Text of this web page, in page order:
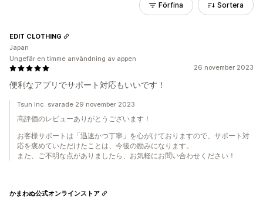
Förfina Sortera
26 november 2023
便利なアプリでサポート対応もいいです！
EDIT CLOTHING
Japan
Ungefär en timme användning av appen
Tsun Inc. svarade 29 november 2023
高評価のレビューありがとうございます！
お客様サポートは「迅速かつ丁寧」を心がけておりますので、サポート対
応を褒めていただけたことは、今後の励みになります。
また、ご不明な点がありましたら、お気軽にお問い合わせください！
かまわぬ公式オンラインストア